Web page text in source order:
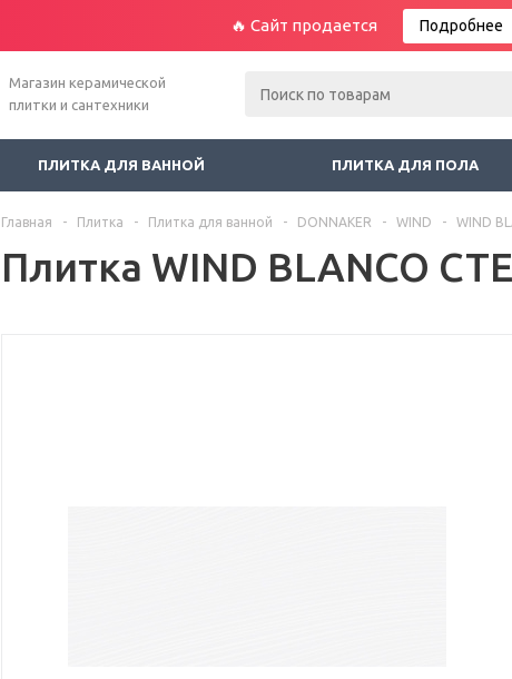
🔥 Сайт продается Подробнее
Магазин керамической
плитки и сантехники
ПЛИТКА ДЛЯ ВАННОЙ ПЛИТКА ДЛЯ ПОЛА
Главная - Плитка - Плитка для ванной - DONNAKER - WIND - WIND
Плитка WIND BLANCO